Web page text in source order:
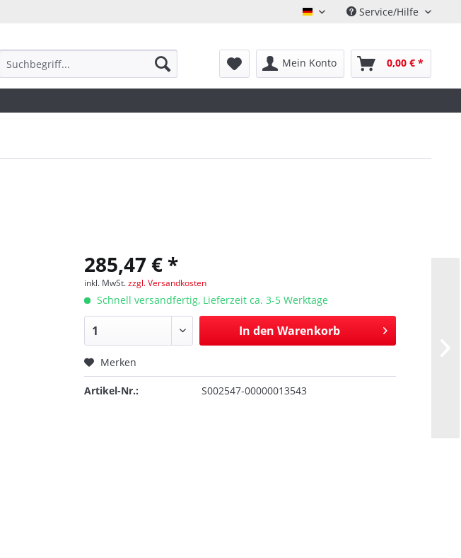
Deutsch Service/Hilfe
Mein Konto 0,00 € *
285,47 € *
inkl. MwSt.zzgl. Versandkosten
Schnell versandfertig, Lieferzeit ca. 3-5 Werktage
In den Warenkorb
Merken
Artikel-Nr.: S002547-00000013543